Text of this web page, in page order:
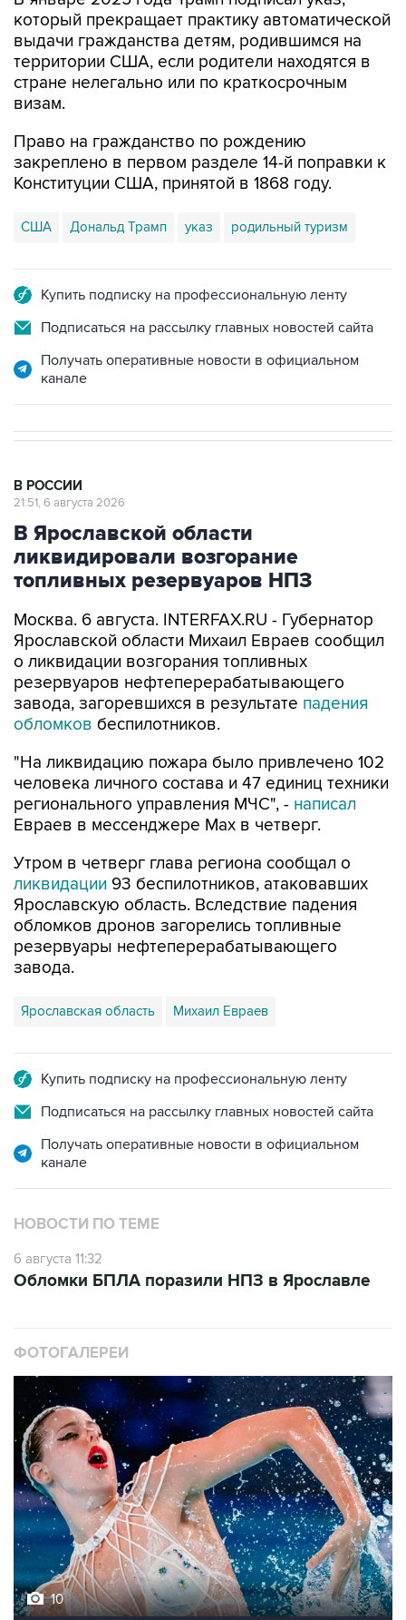
который прекращает практику автоматической
выдачи гражданства детям, родившимся на
территории США, если родители находятся в
стране нелегально или по краткосрочным
визам.
Право на гражданство по рождению
закреплено в первом разделе 14-й поправки к
Конституции США, принятой в 1868 году.
США Дональд Трамп указ родильный туризм
Купить подписку на профессиональную ленту
Подписаться на рассылку главных новостей сайта
Получать оперативные новости в официальном
канале
В РОССИИ
21:51, 6 августа 2026
В Ярославской области
ликвидировали возгорание
топливных резервуаров НПЗ
Москва. 6 августа. INTERFAX.RU - Губернатор
Ярославской области Михаил Евраев сообщил
о ликвидации возгорания топливных
резервуаров нефтеперерабатывающего
завода, загоревшихся в результате падения
обломков беспилотников.
"На ликвидацию пожара было привлечено 102
человека личного состава и 47 единиц техники
регионального управления МЧС", - написал
Евраев в мессенджере Мах в четверг.
Утром в четверг глава региона сообщал о
ликвидации 93 беспилотников, атаковавших
Ярославскую область. Вследствие падения
обломков дронов загорелись топливные
резервуары нефтеперерабатывающего
завода.
Ярославская область Михаил Евраев
Купить подписку на профессиональную ленту
Подписаться на рассылку главных новостей сайта
Получать оперативные новости в официальном
канале
НОВОСТИ ПО ТЕМЕ
6 августа 11:32
Обломки БПЛА поразили НПЗ в Ярославле
ФОТОГАЛЕРЕИ
10